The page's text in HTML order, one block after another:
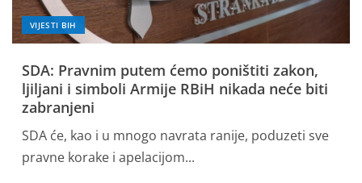
VIJESTI BIH
SDA: Pravnim putem ćemo poništiti zakon,
ljiljani i simboli Armije RBiH nikada neće biti
zabranjeni
SDA će, kao i u mnogo navrata ranije, poduzeti sve
pravne korake i apelacijom...